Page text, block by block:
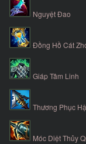
Nguyệt Đao
Đồng Hồ Cát
Giáp Tâm Linh
Thương Phục
Móc Diệt Thủy